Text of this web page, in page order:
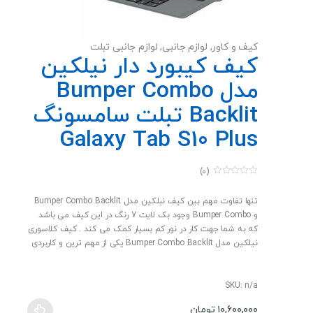
کیف و کاور, لوازم جانبی, لوازم جانبی تبلت
کیف کیبورد دار نیلکین
مدل Bumper Combo
Backlit تبلت سامسونگ
Galaxy Tab S10 Plus
u
o
f
5
(0)
تنها تفاوت مهم بین کیف نبلکین مدل Bumper Combo Backlit
و Bumper Combo وجود بک لایت 7 رنگ در این کیف می باشد
که به شما جهت کار در نور کم بسیار کمک می کند . کیف کلاسوری
نیلکین مدل Bumper Combo Backlit یکی از مهم ترین و کاربردی
محافظت کامل از تمام قسمت ها به خصوص دوربین شماست.
SKU: n/a
۱۰,۶۰۰,۰۰۰ تومان